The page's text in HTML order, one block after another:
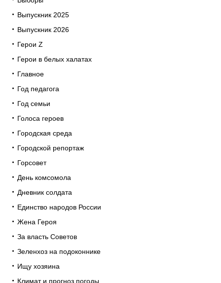
Выпускник 2025
Выпускник 2026
Герои Z
Герои в белых халатах
Главное
Год педагога
Год семьи
Голоса героев
Городская среда
Городской репортаж
Горсовет
День комсомола
Дневник солдата
Единство народов России
Жена Героя
За власть Советов
Зеленхоз на подоконнике
Ищу хозяина
Климат и прогноз погоды